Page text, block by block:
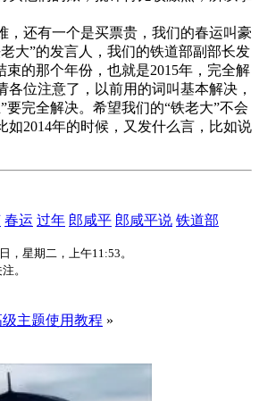
，还有一个是买票贵，我们的春运叫豪
大”的发言人，我们的铁道部副部长发
束的那个年份，也就是2015年，完全解
各位注意了，以前用的词叫基本解决，
要完全解决。希望我们的“铁老大”不会
如2014年的时候，又发什么言，比如说
春运 过年 郎咸平 郎咸平说 铁道部
，星期二，上午11:53。
。
级主题使用教程 »